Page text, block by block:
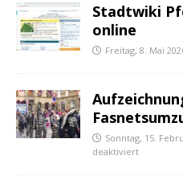
Stadtwiki
online
Freitag, 8. Mai
Sonntag, 15.
deaktiviert